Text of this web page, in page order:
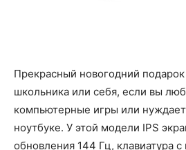
Прекрасный новогодний подарок
школьника или себя, если вы
компьютерные игры или
ноутбуке. У этой модели IPS
обновления 144 Гц, клавиатура с